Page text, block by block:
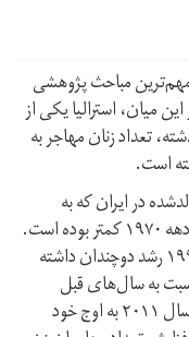
مباحث پژوهشی
میان، استرالیا یکی از
تعداد زنان مهاجر به
است.
در ایران که به
استرالیا مهاجرت کرده‌اند در سال‌های آغازین دهه ۱۹۷۰ کمتر بوده است.
اما سیل مهاجرت به‌یک‌باره از دهه ۱۹۸۰ تا ۱۹۹۰ رشد دو‌چندان داشته
ایرانی‌ها از اواخر سال ۲۰۰۷ نسبت به سال‌های قبل
به‌شدت افزایش یافت و از اواخر سال ۲۰۱۰ تا سال ۲۰۱۱ به اوج خود